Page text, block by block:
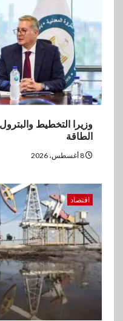
وزيرا التخطيط
الطاقة
اقتصاد